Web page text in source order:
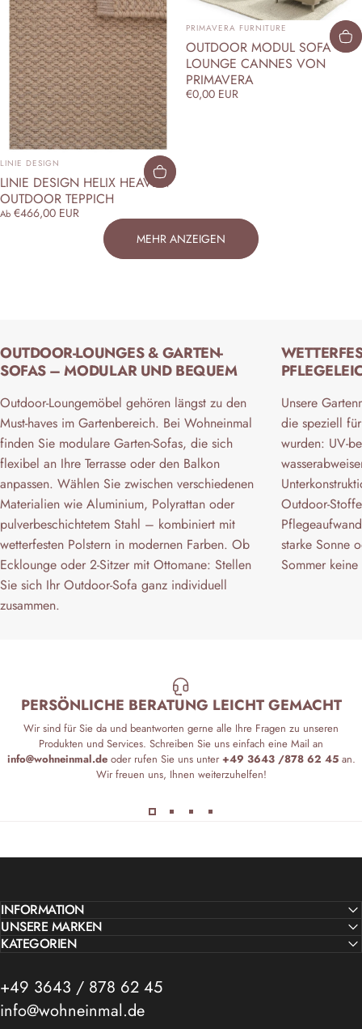
ANBIETER:
LINIE DESIGN
LINIE DESIGN HELIX HEAVEN
OUTDOOR TEPPICH
Ab €466,00 EUR
ANBIETER:
PRIMAVERA FURNITURE
OUTDOOR MODUL SOFA
LOUNGE CANNES VON
PRIMAVERA
€0,00 EUR
MEHR ANZEIGEN
OUTDOOR-LOUNGES & GARTEN-
SOFAS – MODULAR UND BEQUEM
Outdoor-Loungemöbel gehören längst zu den
Must-haves im Gartenbereich. Bei Wohneinmal
finden Sie modulare Garten-Sofas, die sich
flexibel an Ihre Terrasse oder den Balkon
anpassen. Wählen Sie zwischen verschiedenen
Materialien wie Aluminium, Polyrattan oder
pulverbeschichtetem Stahl – kombiniert mit
wetterfesten Polstern in modernen Farben. Ob
Ecklounge oder 2-Sitzer mit Ottomane: Stellen
Sie sich Ihr Outdoor-Sofa ganz individuell
zusammen.
Unsere
die speziell
wurden: UV-
Outdoor-
starke Sonne
Sommer
PERSÖNLICHE BERATUNG LEICHT GEMACHT
Wir sind für Sie da und beantworten gerne alle Ihre Fragen zu unseren
Produkten und Services. Schreiben Sie uns einfach eine Mail an
info@wohneinmal.deoder rufen Sie uns unter+49 3643 /878 62 45an.
Wir freuen uns, Ihnen weiterzuhelfen!
INFORMATION
UNSERE MARKEN
KATEGORIEN
+49 3643 / 878 62 45
info@wohneinmal.de